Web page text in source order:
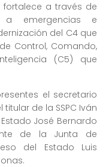
a través de
emergencias e
del C4 que
Control, Comando,
(C5) que
el secretario
de la SSPC Iván
José Bernardo
de la Junta de
del Estado Luis